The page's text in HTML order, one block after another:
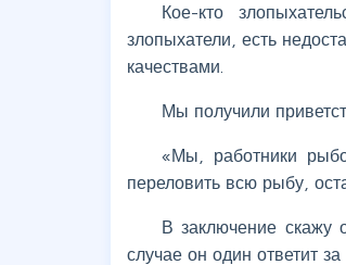
Кое-кто
злопыхатели, есть
качествами.
Мы получили
«Мы, работники
переловить всю рыбу,
В заключение скажу
случае он один ответит